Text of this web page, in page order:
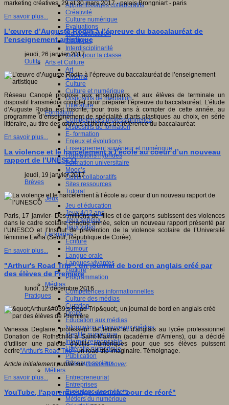
Apprentissages collaboratifs
Créativité
Culture numérique
Evaluations
Individualisation
Initiatives
Interdisciplinarité
Outils pour la classe
Arts et Culture
Art
Cinéma
Culture
Culture et numérique
Dispositifs de médiation
Littérature
Formation
Compétences professionnelles
Dispositifs de formation
E- formation
Enjeux et évolutions
Enseignement supérieur et numérique
Formations hybrides
Formation universitaire
Mooc’s
Outils collaboratifs
Sites ressources
Tutorat
Jeux
Jeu et éducation
Jeux 4/12 ans
Jeux sérieux
Jeux vidéo
Langages
Ecriture
Humour
Langue orale
Langues vivantes
Lecture
Programmation
Médias
Compétences informationnelles
Culture des médias
Curation
Droits
Education aux médias
Information et nouveaux médias
Identité numérique
Internet responsable
Littératie numérique
Publication
Réseaux sociaux
Métiers
Entrepreneuriat
Entreprises
Evolutions des métiers
Métiers du numérique
marketing créatives. 29 et 30 mars 2017 - palais Brongniart - paris
En savoir plus...
L’œuvre d’Auguste Rodin à l’épreuve du baccalauréat de
l’enseignement artistique
jeudi, 26 janvier 2017
Outils
Réseau Canopé propose aux enseignants et aux élèves de terminale un
dispositif transmédia complet pour préparer l’épreuve du baccalauréat. L’étude
d’Auguste Rodin est inscrite, pour trois ans à compter de cette année, au
programme d’enseignement de spécialité d’arts plastiques au choix, en série
littéraire, au titre des œuvres et thèmes de référence du baccalauréat
En savoir plus...
La violence et le harcèlement à l’école au coeur d’un nouveau
rapport de l’UNESCO
jeudi, 19 janvier 2017
Brèves
Paris, 17 janvier- Des millions de filles et de garçons subissent des violences
dans le cadre scolaire chaque année, selon un nouveau rapport présenté par
l’UNESCO et l’Institut de prévention de la violence scolaire de l’Université
féminine Ewha (Séoul, République de Corée).
En savoir plus...
"Arthur's Road Trip", un journal de bord en anglais créé par
des élèves de Première
lundi, 12 décembre 2016
Pratiques
Vanessa Deglaire, professeur de lettres et d'anglais au lycée professionnel
Donation de Rothschild à Saint-Maximin (académie d'Amiens), qui a décidé
d'utiliser une palette d'outils numériques pour que ses élèves puissent
écrire"Arthur's Road Trip", un road trip imaginaire. Témoignage.
Article initialement publié surOsons Innover.
En savoir plus...
YouTube, l'apprentissage version "cour de récré"